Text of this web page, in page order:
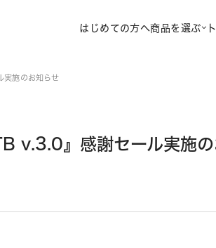
はじめての方へ商品を選ぶ
実施のお知らせ
v.3.0』感謝セール実施の